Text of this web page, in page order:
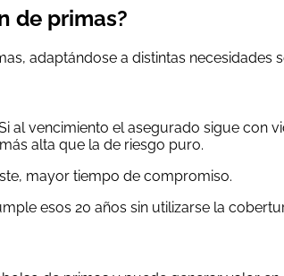
de primas?
adaptándose a distintas necesidades
al vencimiento el asegurado sigue con
alta que la de riesgo puro.
mayor tiempo de compromiso.
esos 20 años sin utilizarse la